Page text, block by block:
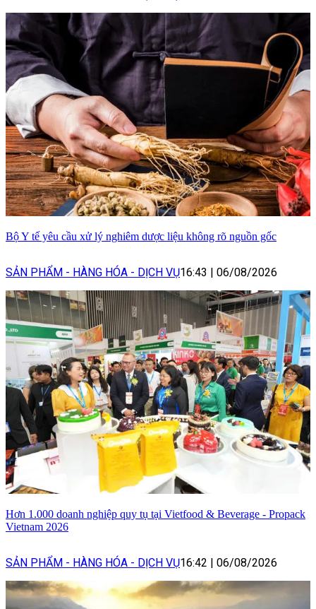
Bộ Y tế yêu cầu xử lý nghiêm dược liệu không rõ nguồn gốc
SẢN PHẨM - HÀNG HÓA - DỊCH VỤ16:43 06/08/2026
Hơn 1.000 doanh nghiệp quy tụ tại Vietfood & Beverage - Propack
Vietnam 2026
SẢN PHẨM - HÀNG HÓA - DỊCH VỤ16:42 06/08/2026